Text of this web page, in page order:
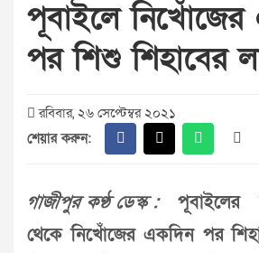
পূবাইলে
পর শিশু শিহাবের
রবিবার, ২৬ সেপ্টেম্বর ২০২১
শেয়ার করুন:
গাজীপুর কণ্ঠ ডেস্ক :পূবাইলের
থেকে নিখোঁজের একদিন পর